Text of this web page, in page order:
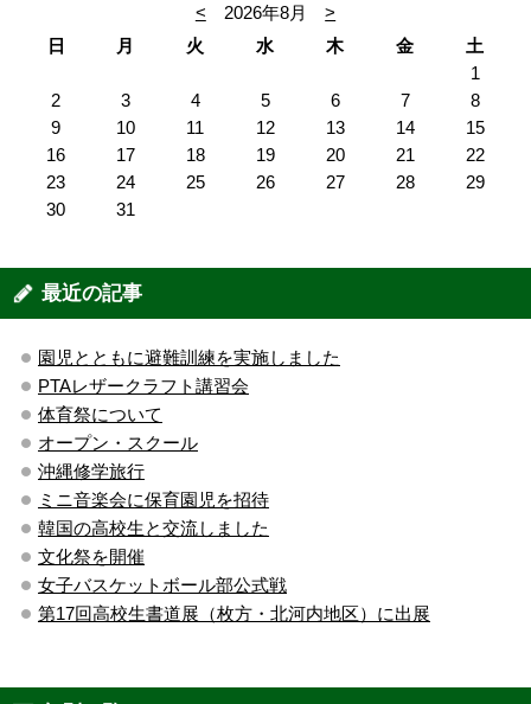
< 2026年8月
>
日
月 火 水 木 金
土
1
2
3 4 5 6 7
8
9
10 11 12 13 14
15
16
17 18 19 20 21
22
23
24 25 26 27 28
29
30
31
最近の記事
園児とともに避難訓練を実施しました
PTAレザークラフト講習会
体育祭について
オープン・スクール
沖縄修学旅行
ミニ音楽会に保育園児を招待
韓国の高校生と交流しました
文化祭を開催
女子バスケットボール部公式戦
第17回高校生書道展（枚方・北河内地区）に出展